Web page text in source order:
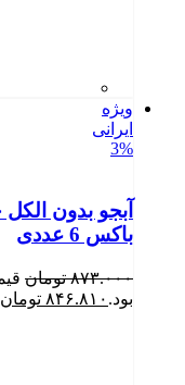
ویژه
ایرانی
3%
باکس 6 عددی
۸۷۳.۰۰۰ تومان
بود. ۸۴۶.۸۱۰ تومان